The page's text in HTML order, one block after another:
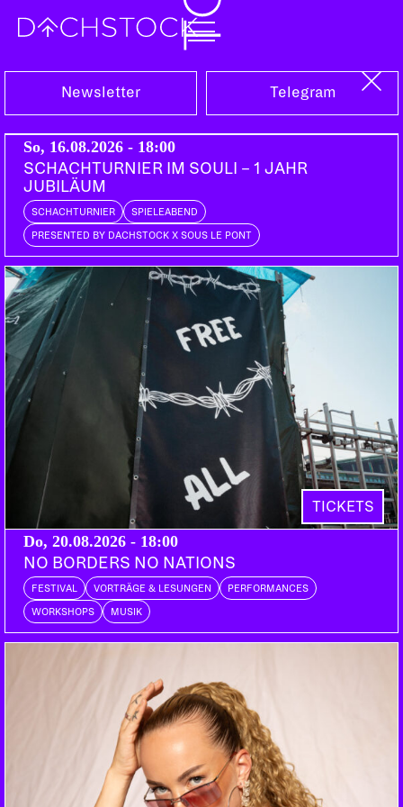
Sa, 14.02.2026
PARTY
WANNA BE VOL. 6: AS LONG AS YOU LOVE ME
MILLY MILLENIUM & DJ
3210
DISCO SHORLEY
SPICE_BABES Bern
DOORS: VORVERKAUF: PETZI.CH
Sich einmal lang und quer durch die Neonneunziger
peitschen lassen von Gesichtern, die uns ganz
schön bekannt vorkommen. Etwa aus einem
Stockwerk unterhalb des Dachstocks, oder aus dem
Fall! Überdrehen im Plastikpalast zu Britney und La
Bouche. Mitgrölen ist die logische Konsequenz,
1312 die Kirsche, Wanna be ist nur der Anfang,
Wanna be? Wanna come? Wanna stay!
Newsletter Telegram
So, 16.08.2026 - 18:00
SCHACHTURNIER IM SOULI – 1 JAHR
JUBILÄUM
SCHACHTURNIER SPIELEABEND
PRESENTED BY DACHSTOCK X SOUS LE PONT
TICKETS
Do, 20.08.2026 - 18:00
NO BORDERS NO NATIONS
FESTIVAL VORTRÄGE & LESUNGEN PERFORMANCES
WORKSHOPS MUSIK